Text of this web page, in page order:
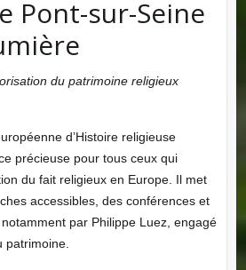
Pont-sur-Seine
du patrimoine religieux
d’Histoire religieuse
précieuse pour tous ceux qui
du fait religieux en Europe. Il met
accessibles, des conférences et
par Philippe Luez, engagé
patrimoine.